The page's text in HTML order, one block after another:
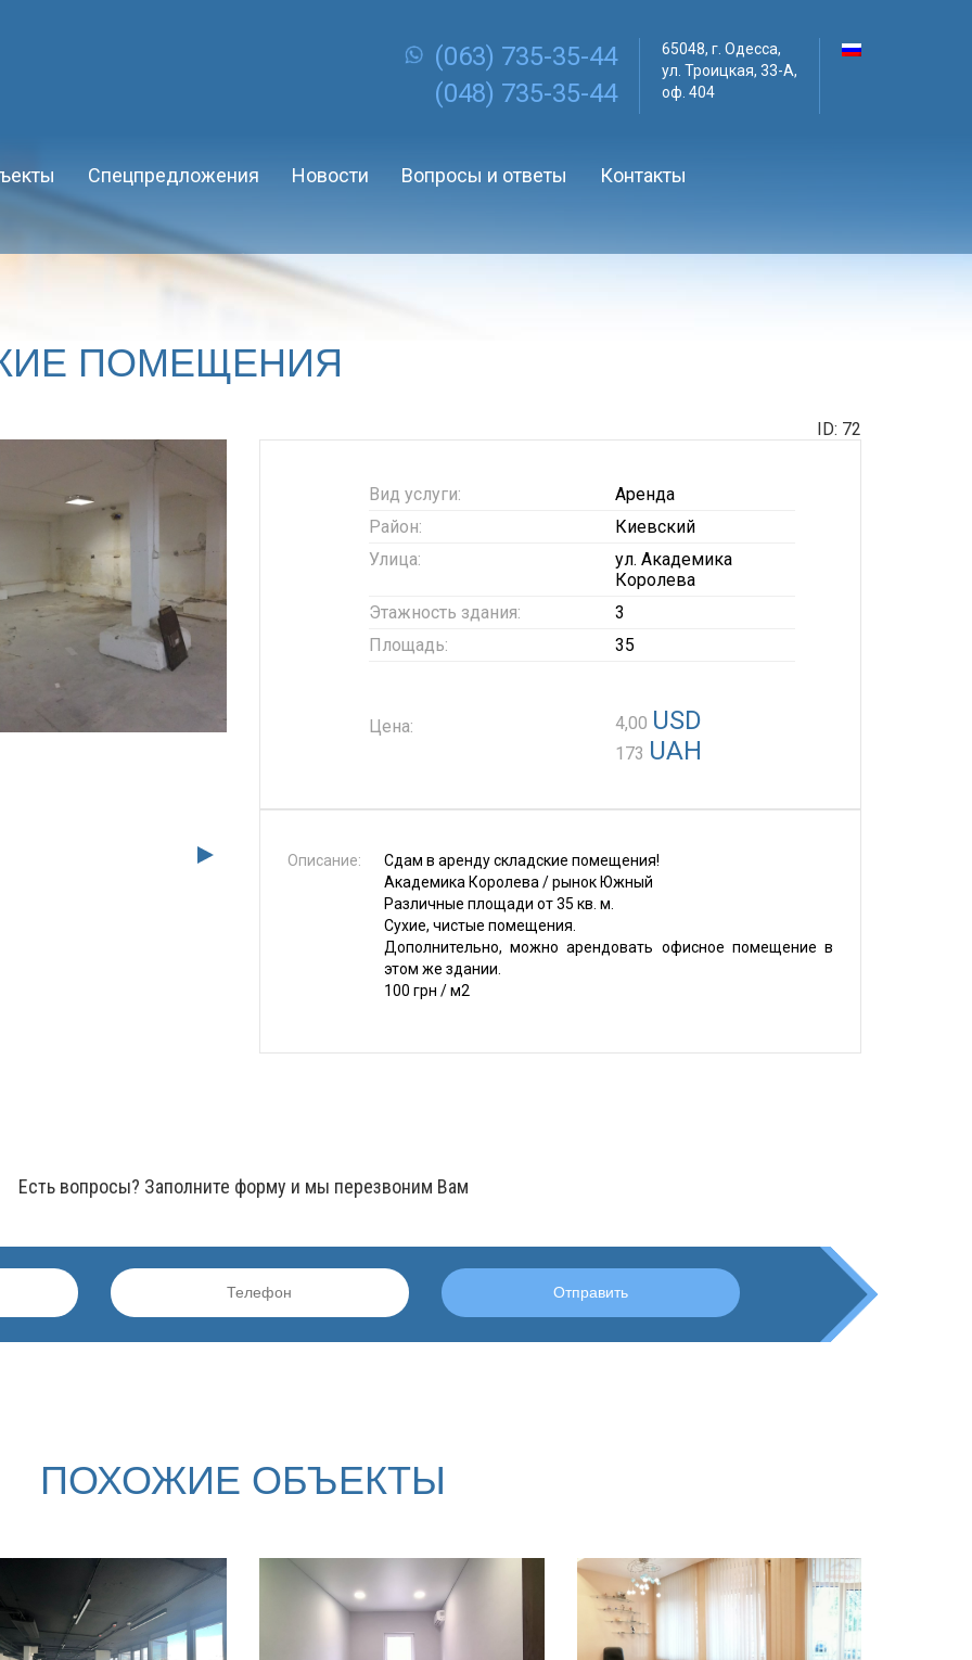
65048, г. Одесса,
ул. Троицкая, 33-А,
оф. 404
(063) 735-35-44
(048) 735-35-44
Спецпредложения Новости Вопросы и ответы Контакты
ПОМЕЩЕНИЯ
ID: 72
Вид услуги:
Аренда
Район:
Киевский
Улица:
ул. Академика
Королева
Этажность здания:
3
Площадь:
35
Цена: 4,00 USD
173 UAH
Описание:
Сдам в аренду складские помещения!
Академика Королева / рынок Южный
Различные площади от 35 кв. м.
Сухие, чистые помещения.
Дополнительно, можно арендовать офисное помещение в
этом же здании.
100 грн / м2
Есть вопросы? Заполните форму и мы перезвоним Вам
ПОХОЖИЕ ОБЪЕКТЫ